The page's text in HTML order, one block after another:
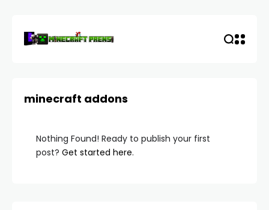
minecraft addons
Nothing Found! Ready to publish your first
post? Get started here.